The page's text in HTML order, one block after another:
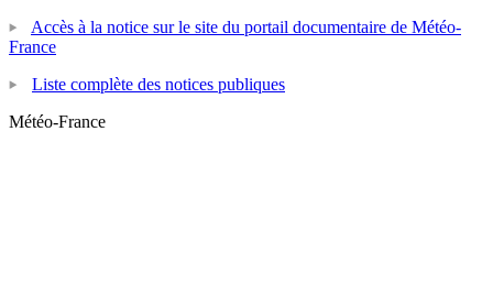
Accès à la notice sur le site du portail documentaire de Météo-
France
Liste complète des notices publiques
Météo-France